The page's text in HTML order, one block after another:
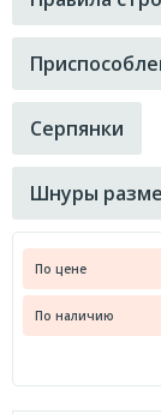
0.040
0.043
0.044
0.045
0.050
0.053
0.054
0.055
0.060
Щетки-
Щетки
Домкраты
Лебедки
MATRIX
Пистолеты
MATRIX
Серпянки
Шнуры
По цене
По наличию